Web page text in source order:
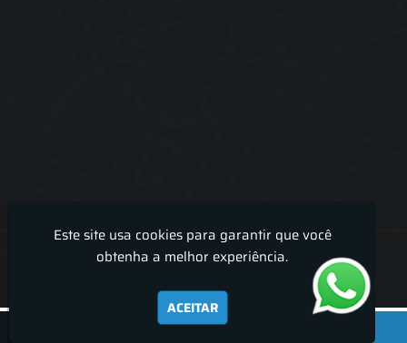
Lira Luz Decor - Cortinas sob medidas e persianas
Este site usa cookies para garantir que você
obtenha a melhor experiência.
ACEITAR